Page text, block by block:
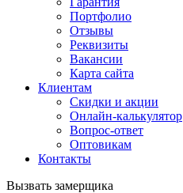
Портфолио
Отзывы
Реквизиты
Вакансии
Карта сайта
Клиентам
Скидки и акции
Онлайн-калькулятор
Вопрос-ответ
Оптовикам
Контакты
Вызвать замерщика